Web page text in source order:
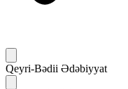
Qeyri-Bədii Ədəbiyyat